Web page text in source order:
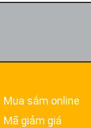
Mua sắm online
Mã giảm giá